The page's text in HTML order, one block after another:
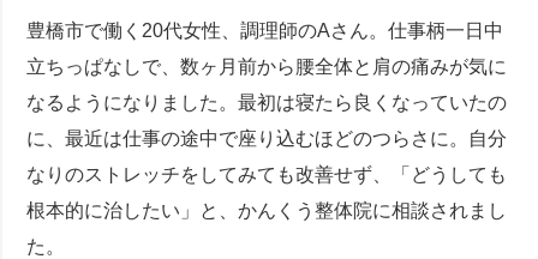
豊橋市で働く20代女性、調理師のAさん。仕事柄一日中
立ちっぱなしで、数ヶ月前から腰全体と肩の痛みが気に
なるようになりました。最初は寝たら良くなっていたの
に、最近は仕事の途中で座り込むほどのつらさに。自分
なりのストレッチをしてみても改善せず、「どうしても
根本的に治したい」と、かんくう整体院に相談されまし
た。